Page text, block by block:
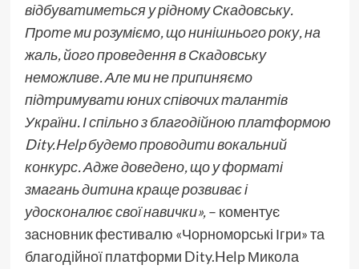
відбуватиметься у рідному Скадовську.
Проте ми розуміємо, що нинішнього року, на
жаль, його проведення в Скадовську
неможливе. Але ми не припиняємо
підтримувати юних співочих талантів
України. І спільно з благодійною платформою
Dity.Help будемо проводити вокальний
конкурс. Адже доведено, що у форматі
змагань дитина краще розвиває і
удосконалює свої навички»,– коментує
засновник фестивалю «Чорноморські Ігри» та
благодійної платформи Dity.Help Микола